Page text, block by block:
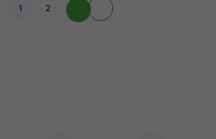
1 2